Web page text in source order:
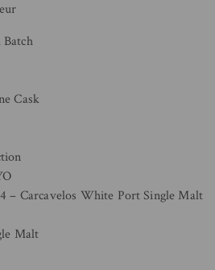
Cask
– Carcavelos White Port Single Malt
Malt